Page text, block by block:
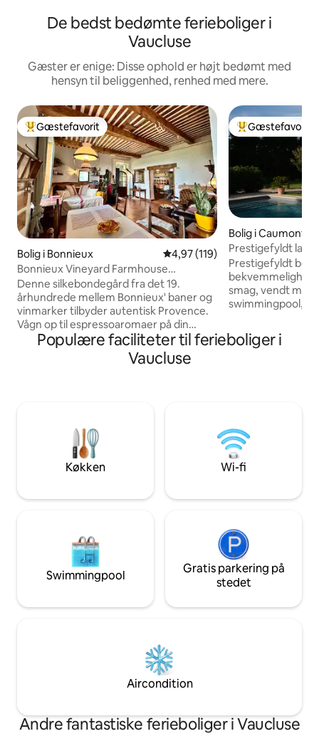
De bedst bedømte ferieboliger i
Vaucluse
Gæster er enige: Disse ophold er højt bedømt med
hensyn til beliggenhed, renhed med mere.
Bedste gæstefavorit
Gæstefavorit
Bolig i Bonnieux 4,97 ud af 5 i gennemsnitlig
4,97 (119)
Bonnieux Vineyard Farmhouse
Hideaway – kæledyr er velkomne
Denne silkebondegård fra det 19.
århundrede mellem Bonnieux' baner og
vinmarker tilbyder autentisk Provence.
Vågn op til espressoaromaer på din
terrasse med udsigt over vinmarkerne,
og gå derefter en tur for at hente varme
croissanter, mens klokkerne ringer.
udforskning af vingårde og vin ved
solnedgangen under stjernerne.
Kirsebærblomster om foråret og
lavendelmarker om sommeren
Kun 5 minutter fra landsbybagerier, men
Bedste
Gæstefavorit
Bolig i Caumont-
e
Prestigefyldt
swimmingpool
Prestigefyldt
smag, vendt mod
swimmingpool,
Fontaines de
anlagte park er
swimmingpool fra
er ikke beregnet
Populære faciliteter til ferieboliger i
Vaucluse
Køkken Wi-fi
Swimmingpool
Gratis parkering på
stedet
Aircondition
Andre fantastiske ferieboliger i Vaucluse